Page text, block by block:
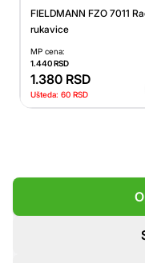
FIELDMANN FZO 7011
rukavice
MP cena:
1.440RSD
1.380 RSD
Ušteda: 60 RSD